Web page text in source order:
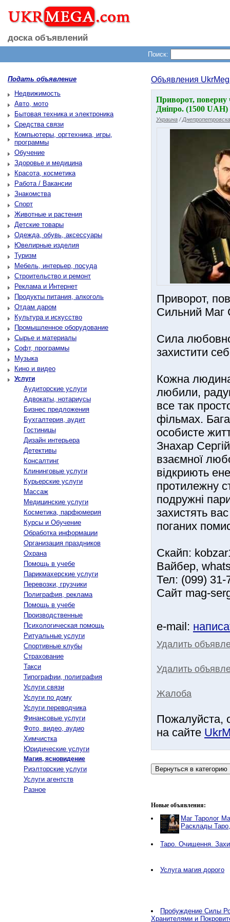
доска объявлений
Поиск:
Подать объявление
Недвижимость
Авто, мото
Бытовая техника и электроника
Средства связи
Компьютеры, оргтехника, игры,
программы
Обучение
Здоровье и медицина
Красота, косметика
Работа / Вакансии
Знакомства
Спорт
Животные и растения
Детские товары
Одежда, обувь, аксессуары
Ювелирные изделия
Туризм
Мебель, интерьер, посуда
Строительство и ремонт
Реклама и Интернет
Продукты питания, алкоголь
Отдам даром
Культура и искусство
Промышленное оборудование
Сырье и материалы
Софт, программы
Музыка
Кино и видео
Услуги
Аудиторские услуги
Адвокаты, нотариусы
Бизнес предложения
Бухгалтерия, аудит
Гостиницы
Дизайн интерьера
Детективы
Консалтинг
Клининговые услуги
Курьерские услуги
Массаж
Медицинские услуги
Косметика, парфюмерия
Курсы и Обучение
Обработка информации
Организация праздников
Охрана
Помощь в учебе
Парикмахерские услуги
Перевозки, грузчики
Полиграфия, реклама
Помощь в учебе
Производственные
Психологическая помощь
Ритуальные услуги
Спортивные клубы
Страхование
Такси
Типографии, полиграфия
Услуги связи
Услуги по дому
Услуги переводчика
Финансовые услуги
Фото, видео, аудио
Химчистка
Юридические услуги
Магия, ясновидение
Риэлторские услуги
Услуги агентств
Разное
Объявления
Приворот, поверну
Дніпро. (1500 UAH)
Украина /
Приворот,
Сильний Маг
Сила
захистити
Кожна людина
любили,
все так
фільмах.
особисте
Знахар
взаємної
відкриють
протилежну
подружні
захистять
поганих
Скайп:
Вайбер,
Тел: (099) 31-
Сайт mag-
e-mail:
Удалить
Удалить
Жалоба
Пожалуйста,
на сайте
Новые объявления:
Маг Таролог
Расклады
Таро. Очищення.
Услуга магия дорого
Пробуждение Силы
Хранителями и